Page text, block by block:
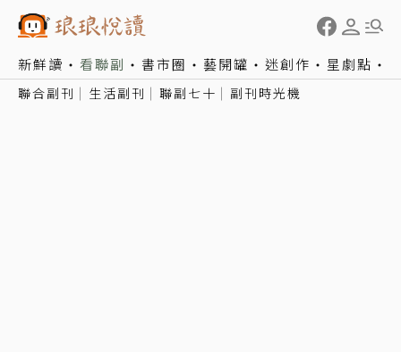
新鮮讀 看聯副 書市圈 藝開罐 迷創作 星劇點
聯合副刊 生活副刊 聯副七十 副刊時光機